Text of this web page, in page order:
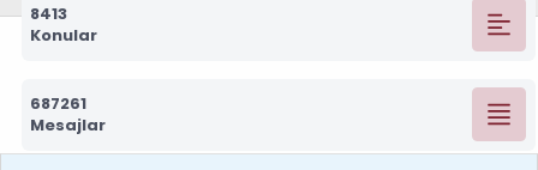
8413
Konular
687261
Mesajlar